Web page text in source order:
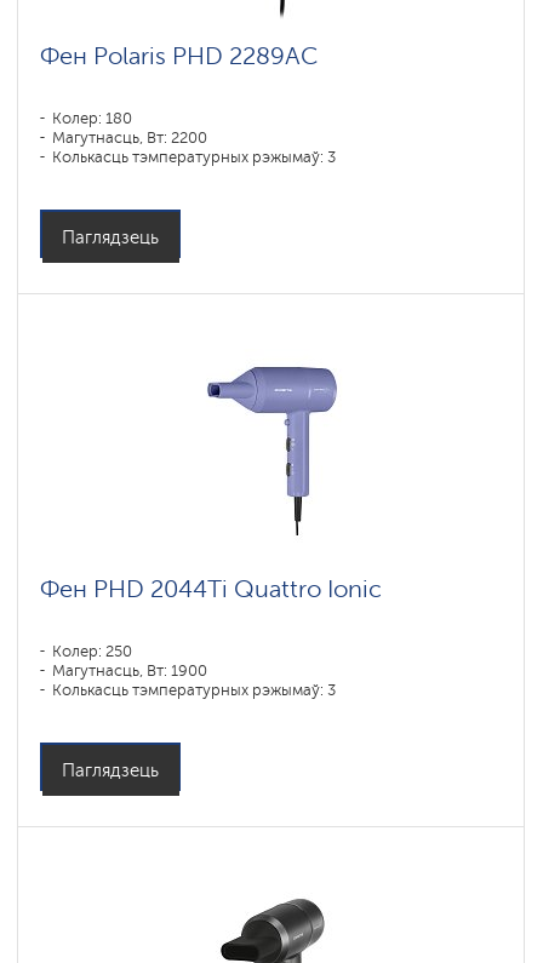
Фен Polaris PHD 2289AC
Колер: 180
Магутнасць, Вт: 2200
Колькасць тэмпературных рэжымаў: 3
Паглядзець
Фен PHD 2044Ti Quattro Ionic
Колер: 250
Магутнасць, Вт: 1900
Колькасць тэмпературных рэжымаў: 3
Паглядзець